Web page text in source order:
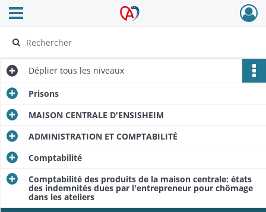
Archives Alsace - Colmar
Ouvrir le menu déroulant
Déplier tous les niveaux
Prisons
MAISON CENTRALE D'ENSISHEIM
ADMINISTRATION ET COMPTABILITÉ
Comptabilité
Comptabilité des produits de la maison centrale: états
des indemnités dues par l'entrepreneur pour chômage
dans les ateliers